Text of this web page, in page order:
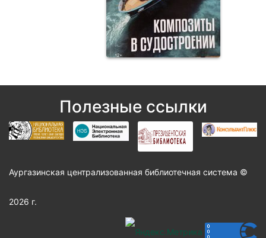
Полезные ссылки
Аургазинская централизованная библиотечная система ©
2026 г.